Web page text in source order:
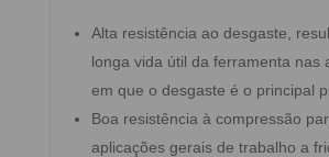
Alta resistência ao desgaste,
longa vida útil da ferramenta nas
em que o desgaste é o principal
Boa resistência à compressão
aplicações gerais de trabalho a